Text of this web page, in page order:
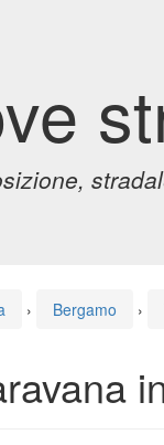
› Bergamo ›